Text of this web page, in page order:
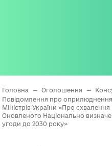
Головна — Оголошення —
Повідомлення про
Міністрів України «Про схвалення
Оновленого Національно
угоди до 2030 року»